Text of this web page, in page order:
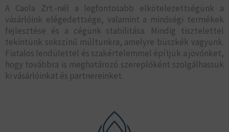
A Caola Zrt.-nél a legfontosabb elkötelezettségünk a
vásárlóink elégedettsége, valamint a minőségi termékek
fejlesztése és a cégünk stabilitása. Mindig tisztelettel
tekintünk sokszínű múltunkra, amelyre büszkék vagyunk.
Fiatalos lendülettel és szakértelemmel építjük a jövőnket,
hogy továbbra is meghatározó szereplőként szolgálhassuk
ki vásárlóinkat és partnereinket.